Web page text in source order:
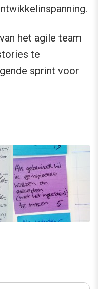
het agile team
te
sprint voor